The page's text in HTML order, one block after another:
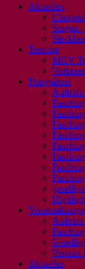
Aktuelles
Singen
Termine
MGV
Fotogalerie
Auftritte
Aktuelles